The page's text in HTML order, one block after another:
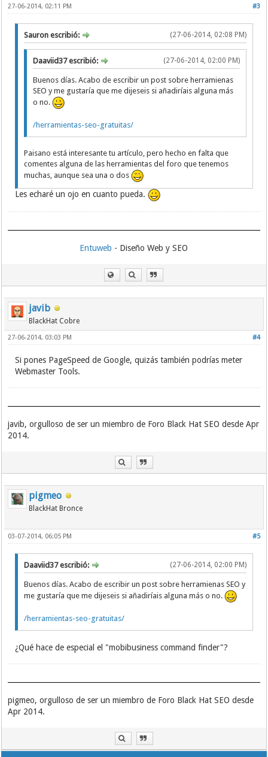
#3
27-06-2014, 02:11 PM
(27-06-2014, 02:08 PM)
Sauron escribió:
(27-06-2014, 02:00 PM)
Daaviid37 escribió:
Buenos días. Acabo de escribir un post sobre herramienas
SEO y me gustaría que me dijeseis si añadiríais alguna más
o no.
/herramientas-seo-gratuitas/
Paisano está interesante tu artículo, pero hecho en falta que
comentes alguna de las herramientas del foro que tenemos
muchas, aunque sea una o dos
Les echaré un ojo en cuanto pueda.
Entuweb - Diseño Web y SEO
javib
BlackHat Cobre
#4
27-06-2014, 03:03 PM
Si pones PageSpeed de Google, quizás también podrías meter
Webmaster Tools.
javib, orgulloso de ser un miembro de Foro Black Hat SEO desde Apr
2014.
pigmeo
BlackHat Bronce
#5
03-07-2014, 06:05 PM
(27-06-2014, 02:00 PM)
Daaviid37 escribió:
Buenos días. Acabo de escribir un post sobre herramienas SEO y
me gustaría que me dijeseis si añadiríais alguna más o no.
/herramientas-seo-gratuitas/
¿Qué hace de especial el "mobibusiness command finder"?
pigmeo, orgulloso de ser un miembro de Foro Black Hat SEO desde
Apr 2014.